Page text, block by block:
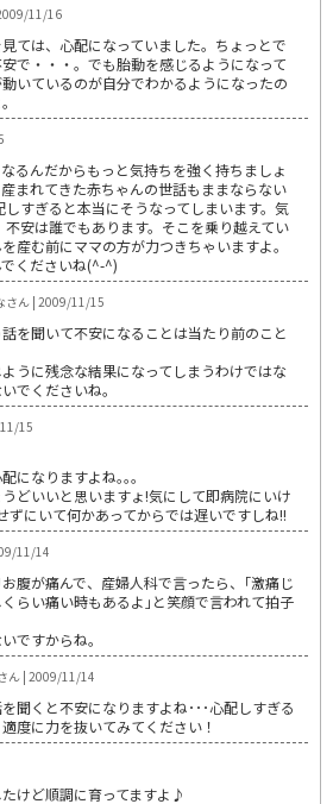
11/16
ては、心配になっていました。ちょっとで
で・・・。でも胎動を感じるようになって
いているのが自分でわかるようになったの
るんだからもっと気持ちを強く持ちましょ
まれてきた赤ちゃんの世話もままならない
すぎると本当にそうなってしまいます。気
不安は誰でもあります。そこを乗り越えてい
産む前にママの方が力つきちゃいますよ。
くださいね(^-^)
さん | 2009/11/15
を聞いて不安になることは当たり前のこと
うに残念な結果になってしまうわけではな
でくださいね。
15
になりますよね｡｡｡
どいいと思いますょ!気にして即病院にいけ
ずにいて何かあってからでは遅いですしね!!
11/14
腹が痛んで、産婦人科で言ったら、｢激痛じ
らい痛い時もあるよ｣と笑顔で言われて拍子
ですからね。
ん | 2009/11/14
聞くと不安になりますよね･･･心配しすぎる
度に力を抜いてみてください！
けど順調に育ってますよ♪